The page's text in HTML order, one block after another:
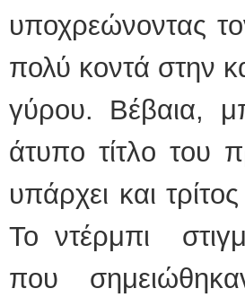
υποχρεώνοντας
πολύ κοντά στην
γύρου. Βέβαια,
άτυπο τίτλο του
υπάρχει και
Το ντέρμπι
που